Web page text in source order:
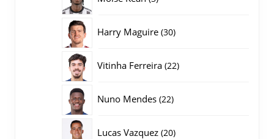
Harry Maguire 3030
Vitinha Ferreira 2222
Nuno Mendes 2222
Lucas Vazquez 2020